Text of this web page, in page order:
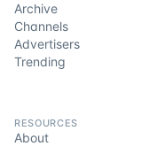
Archive
Channels
Advertisers
Trending
RESOURCES
About